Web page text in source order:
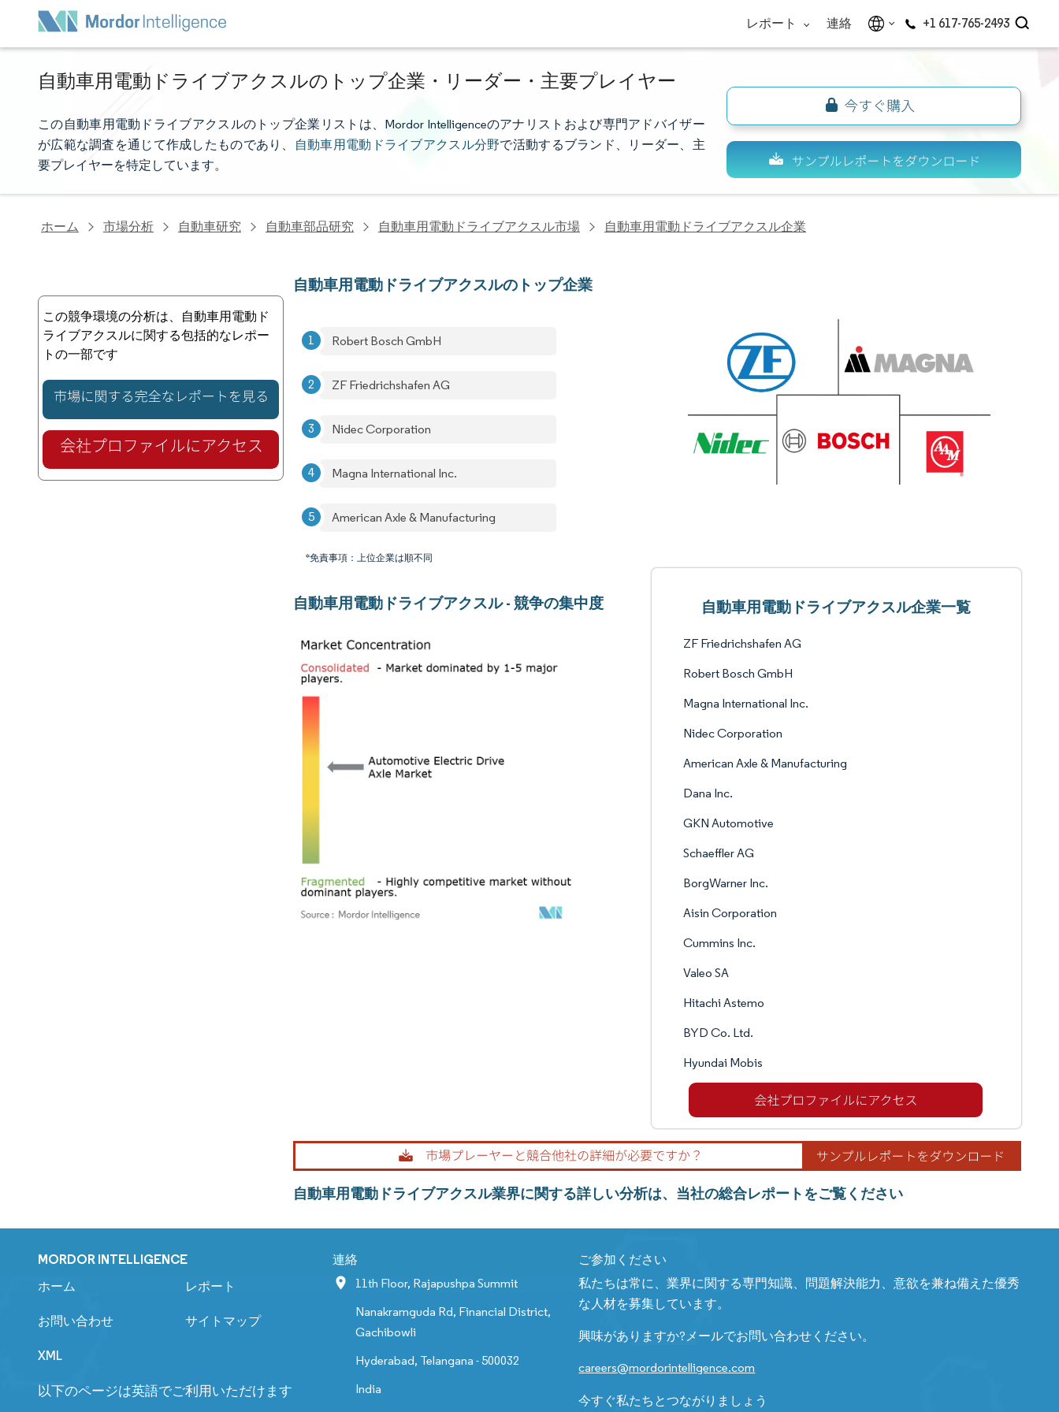
レポート 連絡 +1 617-765-2493
自動車用電動ドライブアクスルのトップ企業・リーダー・主要プレイヤー
この自動車用電動ドライブアクスルのトップ企業リストは、Mordor Intelligenceのアナリストおよび専門アドバイザー
が広範な調査を通じて作成したものであり、
自動車用電動ドライブアクスル分野で活動するブランド、リーダー、主
要プレイヤーを特定しています。
ホーム 市場分析 自動車研究 自動車部品研究 自動車用電動ドライブアクスル市場 自動車用電動ドライブアクスル企業
この競争環境の分析は、自動車用電動ド
ライブアクスルに関する包括的なレポー
トの一部です
自動車用電動ドライブアクスルのトップ企業
Robert Bosch GmbH
ZF Friedrichshafen AG
Nidec Corporation
Magna International Inc.
American Axle & Manufacturing
*免責事項：上位企業は順不同
自動車用電動ドライブアクスル - 競争の集中度 自動車用電動ドライブアクスル企業一覧
ZF Friedrichshafen AG
Robert Bosch GmbH
Magna International Inc.
Nidec Corporation
American Axle & Manufacturing
Dana Inc.
GKN Automotive
Schaeffler AG
BorgWarner Inc.
Aisin Corporation
Cummins Inc.
Valeo SA
Hitachi Astemo
BYD Co. Ltd.
Hyundai Mobis
自動車用電動ドライブアクスル業界に関する詳しい分析は、当社の総合レポートをご覧ください
MORDOR INTELLIGENCE
ホーム レポート
お問い合わせ サイトマップ
XML
以下のページは英語でご利用いただけます
連絡
11th Floor, Rajapushpa Summit
Nanakramguda Rd, Financial District,
Gachibowli
Hyderabad, Telangana - 500032
India
ご参加ください
私たちは常に、業界に関する専門知識、問題解決能力、意欲を兼ね備えた優秀
な人材を募集しています。
興味がありますか?メールでお問い合わせください。
careers@mordorintelligence.com
今すぐ私たちとつながりましょう